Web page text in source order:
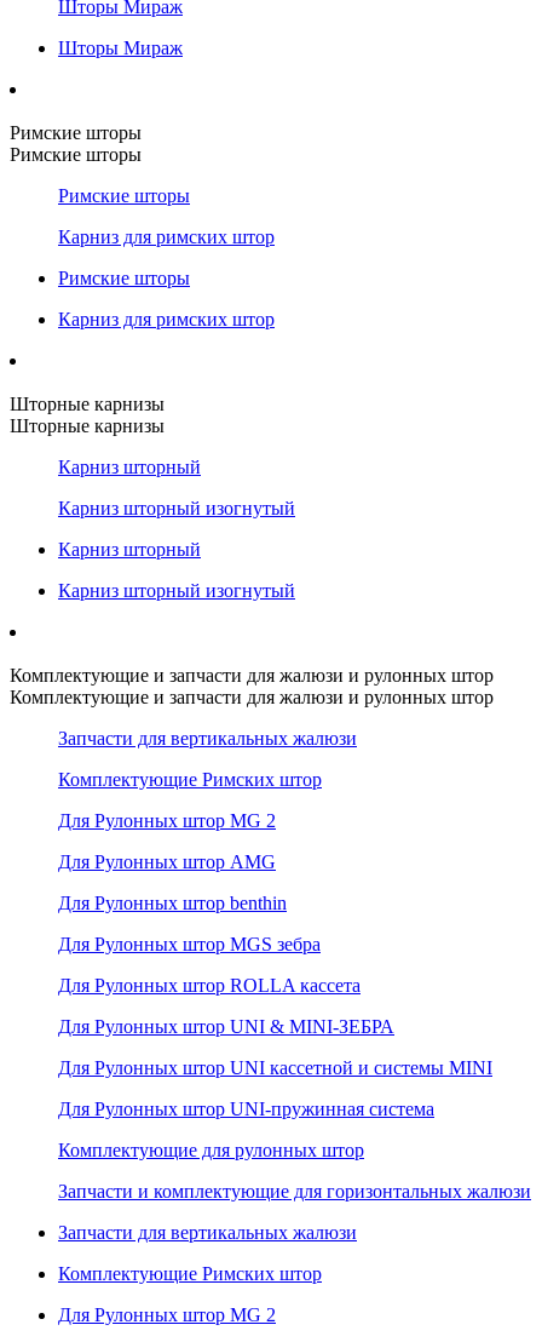
Шторы Мираж
Шторы Мираж
Римские шторы
Римские шторы
Римские шторы
Карниз для римских штор
Римские шторы
Карниз для римских штор
Шторные карнизы
Шторные карнизы
Карниз шторный
Карниз шторный изогнутый
Карниз шторный
Карниз шторный изогнутый
Комплектующие и запчасти для жалюзи и рулонных штор
Комплектующие и запчасти для жалюзи и рулонных штор
Запчасти для вертикальных жалюзи
Комплектующие Римских штор
Для Рулонных штор MG 2
Для Рулонных штор AMG
Для Рулонных штор benthin
Для Рулонных штор MGS зебра
Для Рулонных штор ROLLA кассета
Для Рулонных штор UNI & MINI-ЗЕБРА
Для Рулонных штор UNI кассетной и системы MINI
Для Рулонных штор UNI-пружинная система
Комплектующие для рулонных штор
Запчасти и комплектующие для горизонтальных жалюзи
Запчасти для вертикальных жалюзи
Комплектующие Римских штор
Для Рулонных штор MG 2